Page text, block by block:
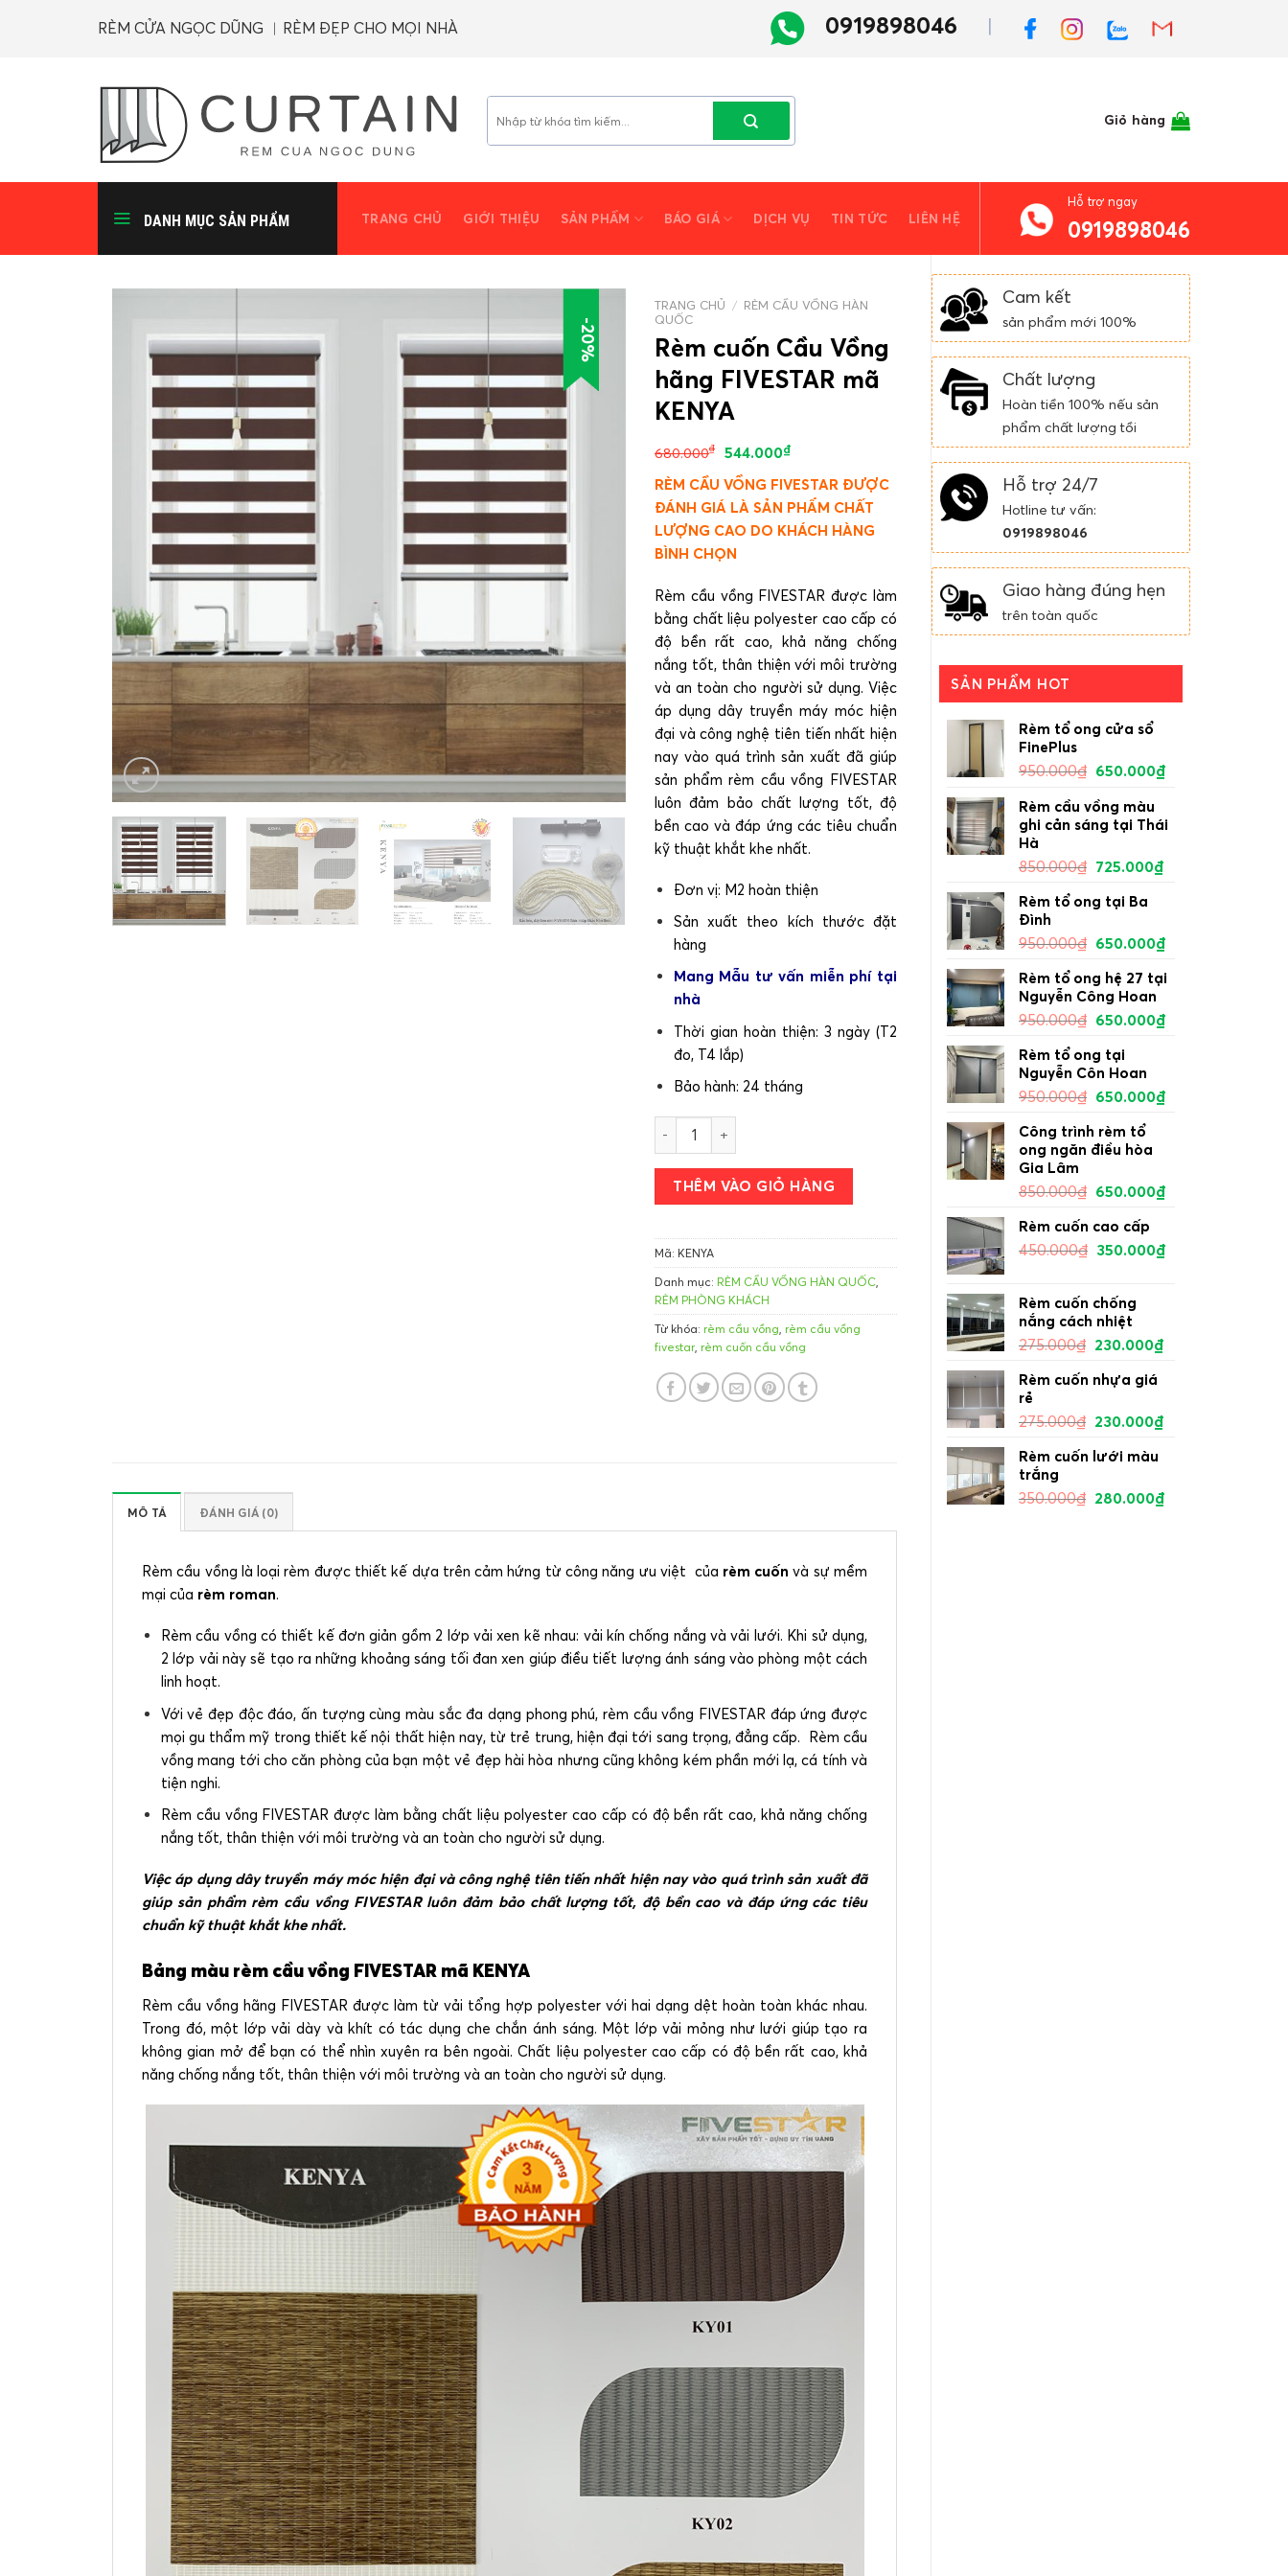
RÈM CỬA NGỌC DŨNG ︱RÈM ĐẸP CHO MỌI NHÀ 0919898046
kiếm:
Giỏ hàng
DANH MỤC SẢN PHẨM TRANG CHỦ GIỚI THIỆU SẢN PHẨM BÁO GIÁ DỊCH VỤ TIN TỨC LIÊN HỆ
Hỗ trợ ngay
0919898046
Cam kết
sản phẩm mới 100%
Chất lượng
Hoàn tiền 100% nếu sản
phẩm chất lượng tồi
Hỗ trợ 24/7
Hotline tư vấn:
0919898046
Giao hàng đúng hẹn
trên toàn quốc
SẢN PHẨM HOT
Rèm tổ ong cửa sổ
FinePlus
950.000₫ 650.000₫
Rèm cầu vồng màu
ghi cản sáng tại Thái
Hà
850.000₫ 725.000₫
Rèm tổ ong tại Ba
Đình
950.000₫ 650.000₫
Rèm tổ ong hệ 27 tại
Nguyễn Công Hoan
950.000₫ 650.000₫
Rèm tổ ong tại
Nguyễn Côn Hoan
950.000₫ 650.000₫
Công trình rèm tổ
ong ngăn điều hòa
Gia Lâm
850.000₫ 650.000₫
Rèm cuốn cao cấp
450.000₫ 350.000₫
Rèm cuốn chống
nắng cách nhiệt
275.000₫ 230.000₫
Rèm cuốn nhựa giá
rẻ
275.000₫ 230.000₫
Rèm cuốn lưới màu
trắng
350.000₫ 280.000₫
-20%
TRANG CHỦ / RÈM CẦU VỒNG HÀN
QUỐC
Rèm cuốn Cầu Vồng
hãng FIVESTAR mã
KENYA
680.000₫ 544.000₫
RÈM CẦU VỒNG FIVESTAR ĐƯỢC
ĐÁNH GIÁ LÀ SẢN PHẨM CHẤT
LƯỢNG CAO DO KHÁCH HÀNG
BÌNH CHỌN
Rèm cầu vồng FIVESTAR được làm
bằng chất liệu polyester cao cấp có
độ bền rất cao, khả năng chống
nắng tốt, thân thiện với môi trường
và an toàn cho người sử dụng. Việc
áp dụng dây truyền máy móc hiện
đại và công nghệ tiên tiến nhất hiện
nay vào quá trình sản xuất đã giúp
sản phẩm rèm cầu vồng FIVESTAR
luôn đảm bảo chất lượng tốt, độ
bền cao và đáp ứng các tiêu chuẩn
kỹ thuật khắt khe nhất.
Đơn vị: M2 hoàn thiện
Sản xuất theo kích thước đặt
hàng
Mang Mẫu tư vấn miễn phí tại
nhà
Thời gian hoàn thiện: 3 ngày (T2
đo, T4 lắp)
Bảo hành: 24 tháng
Rèm cuốn Cầu Vồng hãng FIVESTAR mã KENYA số lượng
THÊM VÀO GIỎ HÀNG
Mã: KENYA
Danh mục: RÈM CẦU VỒNG HÀN QUỐC
RÈM PHÒNG KHÁCH
Từ khóa: rèm cầu vồng rèm cầu vồng
fivestar rèm cuốn cầu vồng
MÔ TẢ ĐÁNH GIÁ (0)
Rèm cầu vồng là loại rèm được thiết kế dựa trên cảm hứng từ công năng ưu việt của rèm cuốn và sự mềm
mại của rèm roman.
Rèm cầu vồng có thiết kế đơn giản gồm 2 lớp vải xen kẽ nhau: vải kín chống nắng và vải lưới. Khi sử dụng,
2 lớp vải này sẽ tạo ra những khoảng sáng tối đan xen giúp điều tiết lượng ánh sáng vào phòng một cách
linh hoạt.
Với vẻ đẹp độc đáo, ấn tượng cùng màu sắc đa dạng phong phú, rèm cầu vồng FIVESTAR đáp ứng được
mọi gu thẩm mỹ trong thiết kế nội thất hiện nay, từ trẻ trung, hiện đại tới sang trọng, đẳng cấp. Rèm cầu
vồng mang tới cho căn phòng của bạn một vẻ đẹp hài hòa nhưng cũng không kém phần mới lạ, cá tính và
tiện nghi.
Rèm cầu vồng FIVESTAR được làm bằng chất liệu polyester cao cấp có độ bền rất cao, khả năng chống
nắng tốt, thân thiện với môi trường và an toàn cho người sử dụng.
Việc áp dụng dây truyền máy móc hiện đại và công nghệ tiên tiến nhất hiện nay vào quá trình sản xuất đã
giúp sản phẩm rèm cầu vồng FIVESTAR luôn đảm bảo chất lượng tốt, độ bền cao và đáp ứng các tiêu
chuẩn kỹ thuật khắt khe nhất.
Bảng màu rèm cầu vồng FIVESTAR mã KENYA
Rèm cầu vồng hãng FIVESTAR được làm từ vải tổng hợp polyester với hai dạng dệt hoàn toàn khác nhau.
Trong đó, một lớp vải dày và khít có tác dụng che chắn ánh sáng. Một lớp vải mỏng như lưới giúp tạo ra
không gian mở để bạn có thể nhìn xuyên ra bên ngoài. Chất liệu polyester cao cấp có độ bền rất cao, khả
năng chống nắng tốt, thân thiện với môi trường và an toàn cho người sử dụng.